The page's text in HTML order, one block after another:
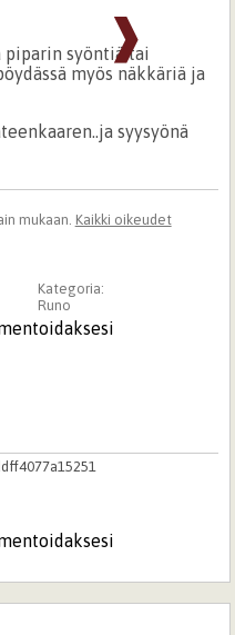
❱
syöntiä tai
myös näkkäriä ja
syysyönä
mukaan. Kaikki oikeudet
Kategoria:
Runo